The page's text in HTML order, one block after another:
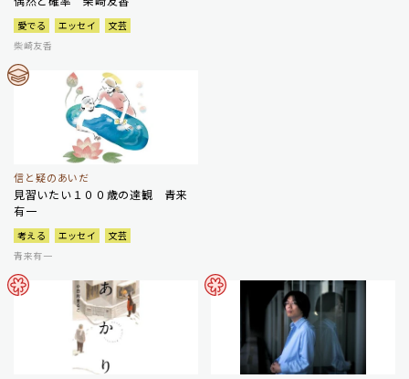
愛でる エッセイ
文芸
柴崎友香
信と疑のあいだ
見習いたい１００歳の達観 青来
有一
考える エッセイ
文芸
青来有一